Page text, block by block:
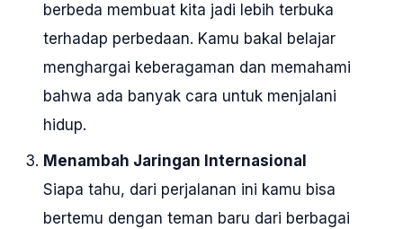
berbeda membuat kita jadi lebih terbuka
terhadap perbedaan. Kamu bakal belajar
menghargai keberagaman dan memahami
bahwa ada banyak cara untuk menjalani
hidup.
Menambah Jaringan Internasional
Siapa tahu, dari perjalanan ini kamu bisa
bertemu dengan teman baru dari berbagai